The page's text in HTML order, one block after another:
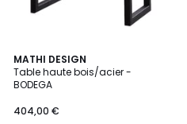
MATHI DESIGN
Table haute bois/acier -
BODEGA
404,00 €
2
Couleurs